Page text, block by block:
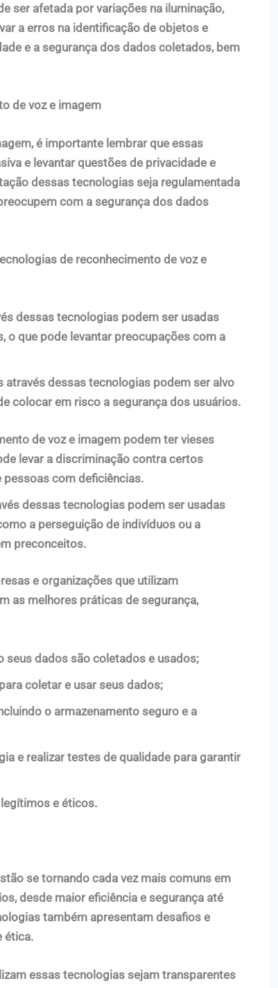
ser afetada por variações na iluminação,
a erros na identificação de objetos e
e a segurança dos dados coletados, bem
de voz e imagem
é importante lembrar que essas
e levantar questões de privacidade e
dessas tecnologias seja regulamentada
com a segurança dos dados
de reconhecimento de voz e
dessas tecnologias podem ser usadas
que pode levantar preocupações com a
dessas tecnologias podem ser alvo
colocar em risco a segurança dos usuários.
de voz e imagem podem ter vieses
levar a discriminação contra certos
com deficiências.
dessas tecnologias podem ser usadas
a perseguição de indivíduos ou a
preconceitos.
e organizações que utilizam
as melhores práticas de segurança,
dados são coletados e usados;
coletar e usar seus dados;
o armazenamento seguro e a
e realizar testes de qualidade para garantir
e éticos.
se tornando cada vez mais comuns em
desde maior eficiência e segurança até
também apresentam desafios e
ética.
essas tecnologias sejam transparentes